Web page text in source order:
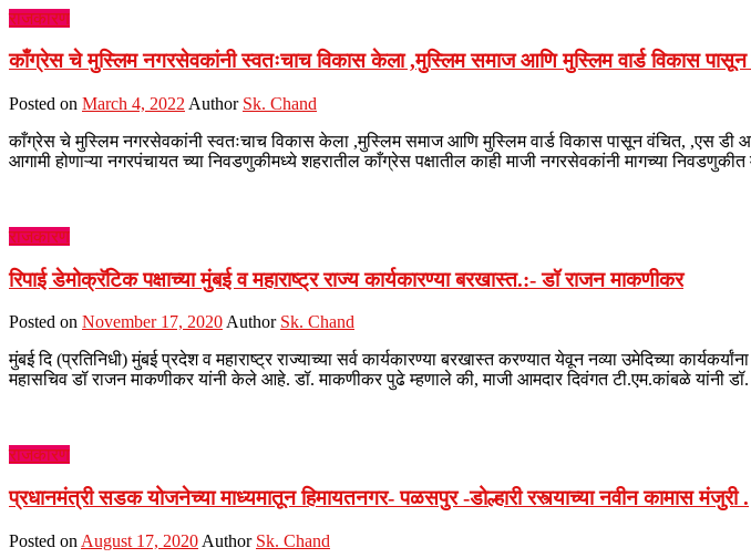
राजकारण
काँग्रेस चे मुस्लिम नगरसेवकांनी स्वतःचाच विकास केला ,मुस्लिम समाज आणि मुस्लिम वार्ड विकास
Posted on March 4, 2022 Author Sk. Chand
काँग्रेस चे मुस्लिम नगरसेवकांनी स्वतःचाच विकास केला ,मुस्लिम समाज आणि मुस्लिम वार्ड विकास पासून वंचित, ,एस
आगामी होणाऱ्या नगरपंचायत च्या निवडणुकीमध्ये शहरातील काँग्रेस पक्षातील काही माजी नगरसेवकांनी मागच्या
राजकारण
रिपाई डेमोक्रॅटिक पक्षाच्या मुंबई व महाराष्ट्र राज्य कार्यकारण्या बरखास्त.:- डॉ राजन माकणीकर
Posted on November 17, 2020Author Sk. Chand
मुंबई दि (प्रतिनिधी) मुंबई प्रदेश व महाराष्ट्र राज्याच्या सर्व कार्यकारण्या बरखास्त करण्यात येवून नव्या उमेदिच्या
महासचिव डॉ राजन माकणीकर यांनी केले आहे. डॉ. माकणीकर पुढे म्हणाले की, माजी आमदार दिवंगत टी.एम.कांबळे
राजकारण
प्रधानमंत्री सडक योजनेच्या माध्यमातून हिमायतनगर- पळसपुर -डोल्हारी रस्त्याच्या नवीन कामास मंजुरी .
Posted on August 17, 2020 Author Sk. Chand